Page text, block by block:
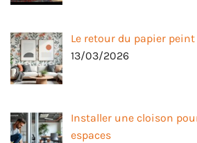
Le retour du papier
13/03/2026
Installer une cloison
espaces